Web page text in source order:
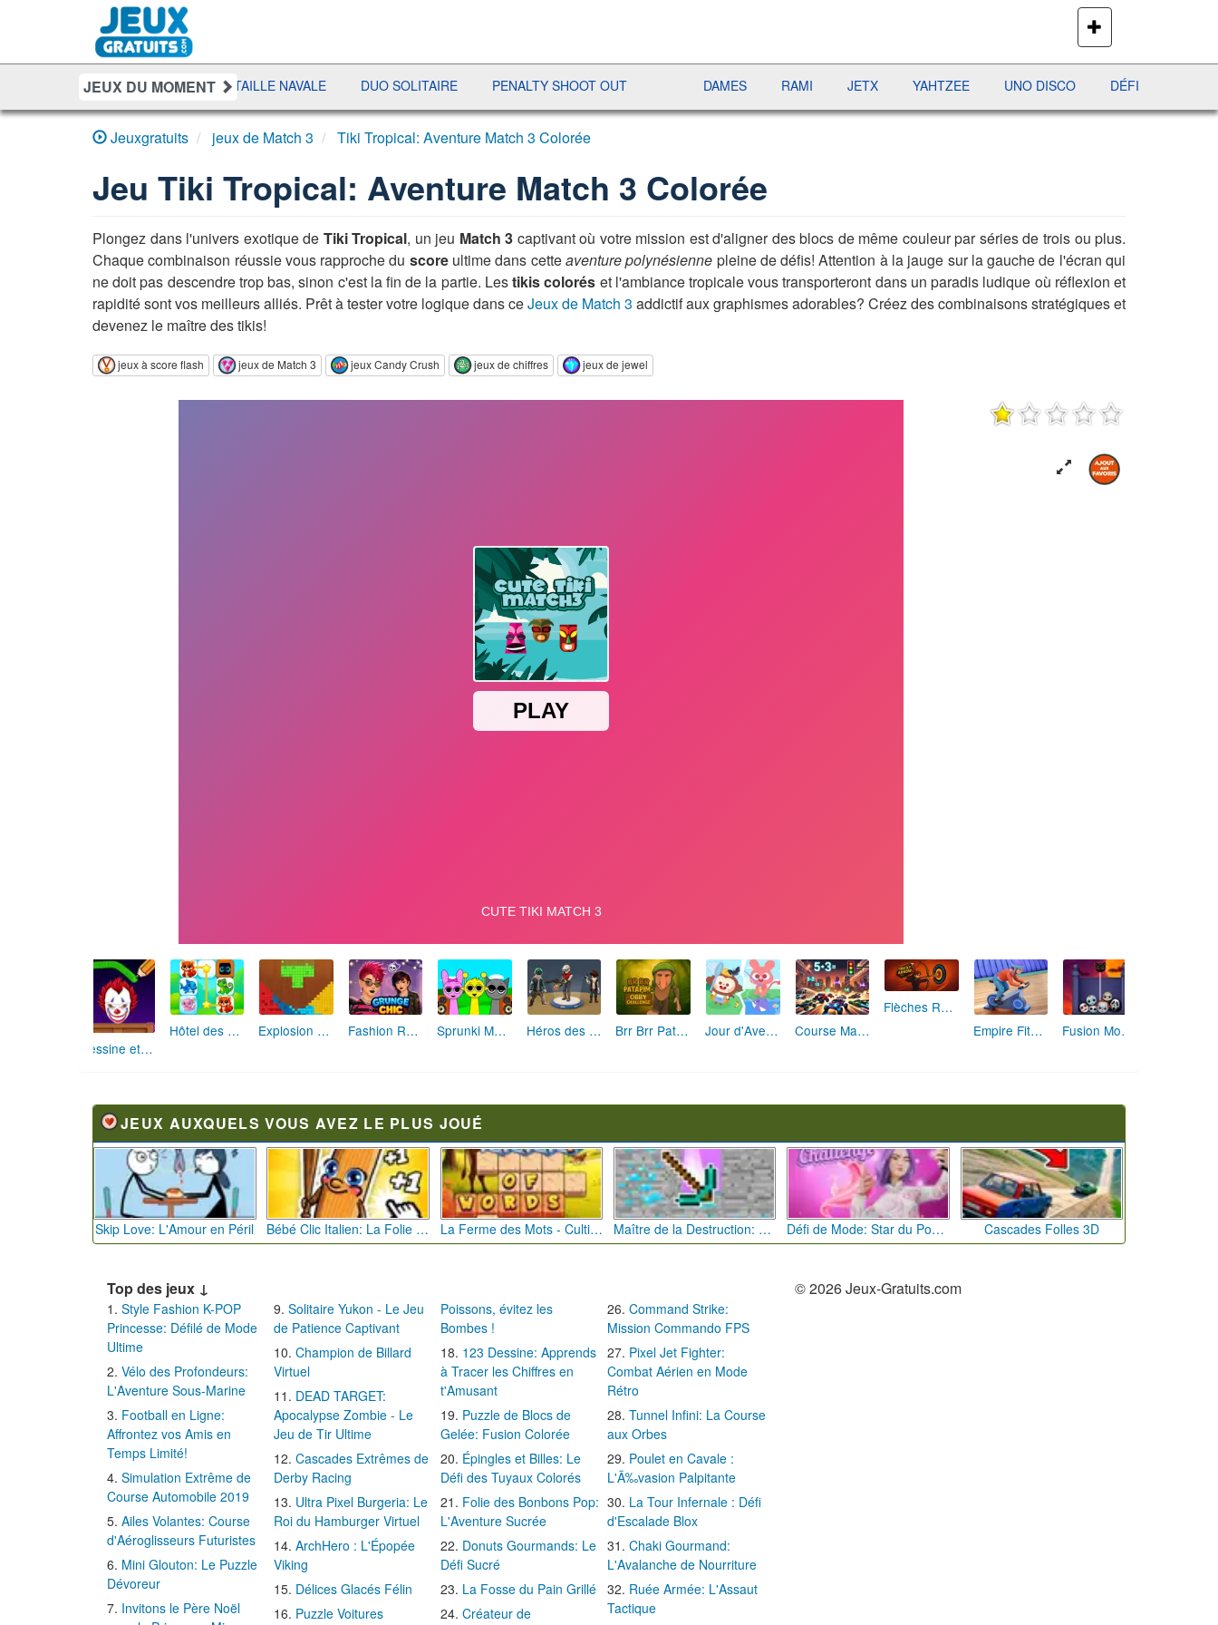
PLUS
DE
JEUX
JEUX DU MOMENT
SHERIFF POKER BATAILLE NAVALE DUO SOLITAIRE PENALTY SHOOT OUT RAMI JETX YAHTZEE UNO DISCO DÉFI MAHJONG
Jeuxgratuits jeux de Match 3 Tiki Tropical: Aventure Match 3 Colorée
Jeu Tiki Tropical: Aventure Match 3 Colorée
Plongez dans l'univers exotique de Tiki Tropical, un jeu Match 3 captivant où votre mission est d'aligner des blocs de même couleur par séries de trois ou plus.
Chaque combinaison réussie vous rapproche du scoreultime dans cetteaventure polynésienne pleine de défis! Attention à la jauge sur la gauche de l'écran qui
ne doit pas descendre trop bas, sinon c'est la fin de la partie. Lestikis colorés et l'ambiance tropicale vous transporteront dans un paradis ludique où réflexion et
rapidité sont vos meilleurs alliés. Prêt à tester votre logique dans ceJeux de Match 3 addictif aux graphismes adorables? Créez des combinaisons stratégiques et
devenez le maître des tikis!
jeux à score flash jeux de Match 3 jeux Candy Crush jeux de chiffres jeux de jewel
Dessine et Écrase : Le Jeu des Monstres
Hôtel des Animaux de Rêve Explosion de Blocs de Sable Fashion Rebelle: Style Grunge Chic Sprunki Monster: Rythmes Musicaux Monstres Héros des Terres Hostiles Brr Brr Patapim: Le Défi Parkour Délirant Jour d'Aventure: Puzzles en Plein Air Course Mathématique: La Vitesse par les Chiffres
Flèches Rusées 2 : Visez Juste et Défiez la Rotation!
Empire Fitness - Simulateur de Salle de Sport
Fusion Monstrueuse d'Halloween
JEUX AUXQUELS VOUS AVEZ LE PLUS JOUÉ
Skip Love: L'Amour en Péril Bébé Clic Italien: La Folie des Petits Bambins La Ferme des Mots - Cultivez votre Vocabulaire Maître de la Destruction: Fusion de Pioches Défi de Mode: Star du Podium Cascades Folles 3D
Top des jeux ↓
Style Fashion K-POP
Princesse: Défilé de Mode
Ultime
Vélo des Profondeurs:
L'Aventure Sous-Marine
Football en Ligne:
Affrontez vos Amis en
Temps Limité!
Simulation Extrême de
Course Automobile 2019
Ailes Volantes: Course
d'Aéroglisseurs Futuristes
Mini Glouton: Le Puzzle
Dévoreur
Invitons le Père Noël
Solitaire Yukon - Le Jeu
de Patience Captivant
Champion de Billard
Virtuel
DEAD TARGET:
Apocalypse Zombie - Le
Jeu de Tir Ultime
Cascades Extrêmes de
Derby Racing
Ultra Pixel Burgeria: Le
Roi du Hamburger Virtuel
ArchHero : L'Épopée
Viking
Délices Glacés Félin
Puzzle Voitures
Poissons, évitez les
Bombes !
123 Dessine: Apprends
à Tracer les Chiffres en
t'Amusant
Puzzle de Blocs de
Gelée: Fusion Colorée
Épingles et Billes: Le
Défi des Tuyaux Colorés
Folie des Bonbons Pop:
L'Aventure Sucrée
Donuts Gourmands: Le
Défi Sucré
La Fosse du Pain Grillé
Créateur de
Command Strike:
Mission Commando FPS
Pixel Jet Fighter:
Combat Aérien en Mode
Rétro
Tunnel Infini: La Course
aux Orbes
Poulet en Cavale :
L'Ã‰vasion Palpitante
La Tour Infernale : Défi
d'Escalade Blox
Chaki Gourmand:
L'Avalanche de Nourriture
Ruée Armée: L'Assaut
Tactique
© 2026 Jeux-Gratuits.com